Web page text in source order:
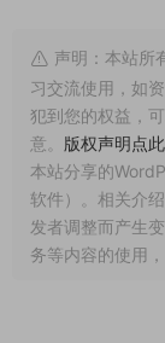
声明：本站所
习交流使用，如
犯到您的权益，
意。 版权声明点此
本站分享的
软件）。相关介
发者调整而产生
务等内容的使用